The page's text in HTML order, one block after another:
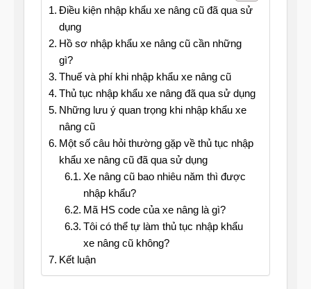
Điều kiện nhập khẩu xe nâng cũ đã qua sử
dụng
Hồ sơ nhập khẩu xe nâng cũ cần những
gì?
Thuế và phí khi nhập khẩu xe nâng cũ
Thủ tục nhập khẩu xe nâng đã qua sử dụng
Những lưu ý quan trọng khi nhập khẩu xe
nâng cũ
Một số câu hỏi thường gặp về thủ tục nhập
khẩu xe nâng cũ đã qua sử dụng
Xe nâng cũ bao nhiêu năm thì được
nhập khẩu?
Mã HS code của xe nâng là gì?
Tôi có thể tự làm thủ tục nhập khẩu
xe nâng cũ không?
Kết luận